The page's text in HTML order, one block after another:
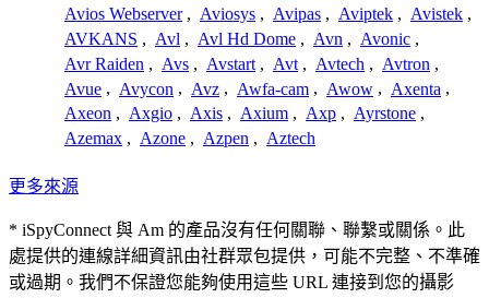
Avios Webserver , Aviosys , Avipas , Aviptek , Avistek ,
AVKANS , Avl , Avl Hd Dome , Avn , Avonic ,
Avr Raiden , Avs , Avstart , Avt , Avtech , Avtron ,
Avue , Avycon , Avz , Awfa-cam , Awow , Axenta ,
Axeon , Axgio , Axis , Axium , Axp , Ayrstone ,
Azemax , Azone , Azpen , Aztech
更多來源
* iSpyConnect 與 Am 的產品沒有任何關聯、聯繫或關係。此
處提供的連線詳細資訊由社群眾包提供，可能不完整、不準確
或過期。我們不保證您能夠使用這些 URL 連接到您的攝影